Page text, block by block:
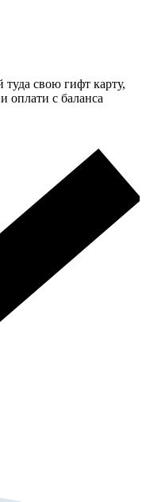
свою гифт карту,
оплати с баланса